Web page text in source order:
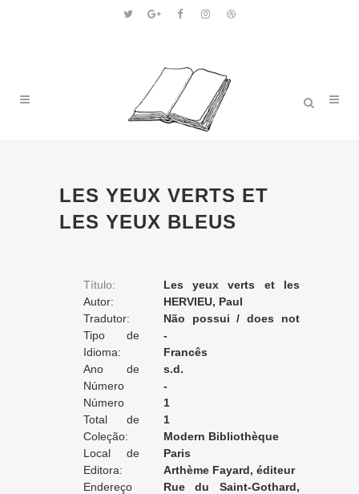
LES YEUX VERTS ET
LES YEUX BLEUS
Título:
Les yeux verts et les
yeux bleus
Autor:
HERVIEU, Paul
Tradutor:
Não possui / does not
apply / ne posséde pas
Tipo de
Tradução:
-
Idioma:
Francês
Ano de
Edição:
s.d.
Número
da Edição:
-
Número
do Volume:
1
Total de
Volumes:
1
Coleção:
Modern Bibliothèque
Local de
Edição:
Paris
Editora:
Arthème Fayard, éditeur
Endereço
Rue du Saint-Gothard,